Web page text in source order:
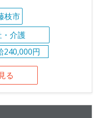
枝市
介護
240,000円
る